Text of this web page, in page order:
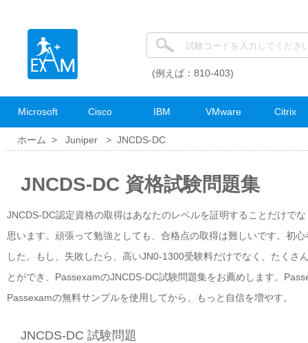
(例えば：810-403)
Microsoft Cisco IBM VMware Citrix
ホーム > Juniper > JNCDS-DC
JNCDS-DC 資格試験問題集
JNCDS-DC認定資格の取得はあなたのレベルを証明することだけで
思います。頑張って勉強としても、合格点の取得は難しいです。初
した。もし、失敗したら、高いJN0-1300受験料だけでなく、たく
とができ、PassexamのJNCDS-DC試験問題集をお薦めします。
Passexamの無料サンプルを使用してから、もっと自信を増やす。
JNCDS-DC 試験問題